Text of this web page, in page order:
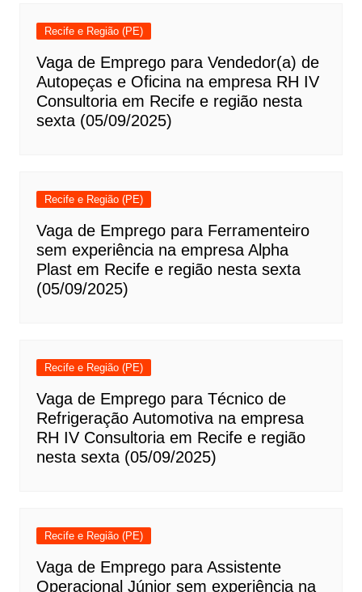
Recife e Região (PE)
Vaga de Emprego para Vendedor(a) de
Autopeças e Oficina na empresa RH IV
Consultoria em Recife e região nesta
sexta (05/09/2025)
Recife e Região (PE)
Vaga de Emprego para Ferramenteiro
sem experiência na empresa Alpha
Plast em Recife e região nesta sexta
(05/09/2025)
Recife e Região (PE)
Vaga de Emprego para Técnico de
Refrigeração Automotiva na empresa
RH IV Consultoria em Recife e região
nesta sexta (05/09/2025)
Recife e Região (PE)
Vaga de Emprego para Assistente
Operacional Júnior sem experiência na